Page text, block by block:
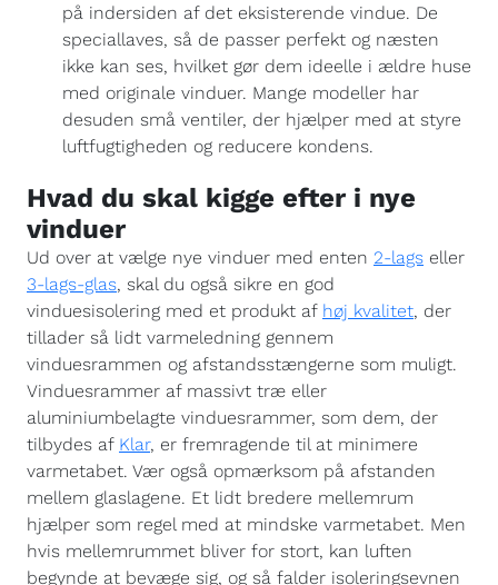
på indersiden af det eksisterende vindue. De
speciallaves, så de passer perfekt og næsten
ikke kan ses, hvilket gør dem ideelle i ældre huse
med originale vinduer. Mange modeller har
desuden små ventiler, der hjælper med at styre
luftfugtigheden og reducere kondens.
Hvad du skal kigge efter i nye
vinduer
Ud over at vælge nye vinduer med enten 2-lags eller
3-lags-glas, skal du også sikre en god
vinduesisolering med et produkt af høj kvalitet, der
tillader så lidt varmeledning gennem
vinduesrammen og afstandsstængerne som muligt.
Vinduesrammer af massivt træ eller
aluminiumbelagte vinduesrammer, som dem, der
tilbydes af Klar, er fremragende til at minimere
varmetabet. Vær også opmærksom på afstanden
mellem glaslagene. Et lidt bredere mellemrum
hjælper som regel med at mindske varmetabet. Men
hvis mellemrummet bliver for stort, kan luften
begynde at bevæge sig, og så falder isoleringsevnen